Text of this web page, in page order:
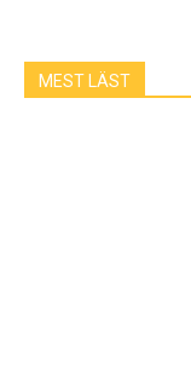
MEST LÄST